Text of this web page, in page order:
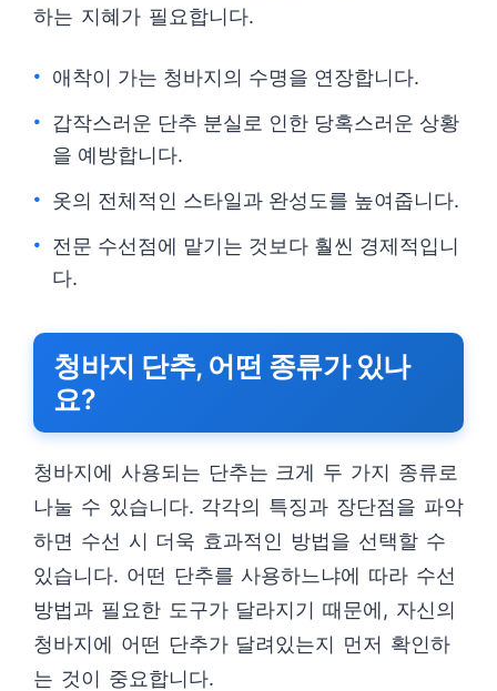
하는 지혜가 필요합니다.
애착이 가는 청바지의 수명을 연장합니다.
갑작스러운 단추 분실로 인한 당혹스러운 상황
을 예방합니다.
옷의 전체적인 스타일과 완성도를 높여줍니다.
전문 수선점에 맡기는 것보다 훨씬 경제적입니
다.
청바지 단추, 어떤 종류가 있나
요?
청바지에 사용되는 단추는 크게 두 가지 종류로
나눌 수 있습니다. 각각의 특징과 장단점을 파악
하면 수선 시 더욱 효과적인 방법을 선택할 수
있습니다. 어떤 단추를 사용하느냐에 따라 수선
방법과 필요한 도구가 달라지기 때문에, 자신의
청바지에 어떤 단추가 달려있는지 먼저 확인하
는 것이 중요합니다.